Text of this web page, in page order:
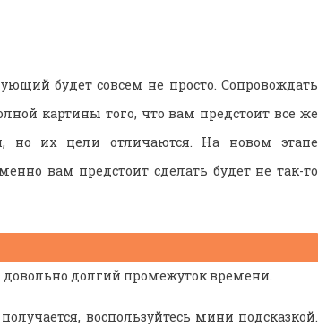
будет совсем не просто. Сопровождать
картины того, что вам предстоит все же
но их цели отличаются. На новом этапе
вам предстоит сделать будет не так-то
долгий промежуток времени.
воспользуйтесь мини подсказкой.